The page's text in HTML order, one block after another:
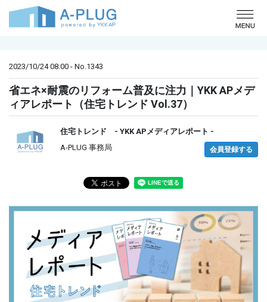
2023/10/24 08:00 - No.1343
省エネ×耐震のリフォーム普及に注力｜YKK APメデ
ィアレポート（住宅トレンド Vol.37）
住宅トレンド - YKK APメディアレポート -
A-PLUG 事務局
会員登録する